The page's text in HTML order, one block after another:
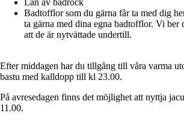
Lån av badrock
Badtofflor som du gärna får ta med dig
ta gärna med dina egna badtofflor. Vi ber
att de är nytvättade undertill.
Efter middagen har du tillgång till våra varma
bastu med kalldopp till kl 23.00.
På avresedagen finns det möjlighet att nyttja
11.00.